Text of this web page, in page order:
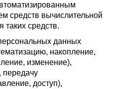
средств вычислительной
таких средств.
данных
накопление,
изменение),
передачу
доступ),